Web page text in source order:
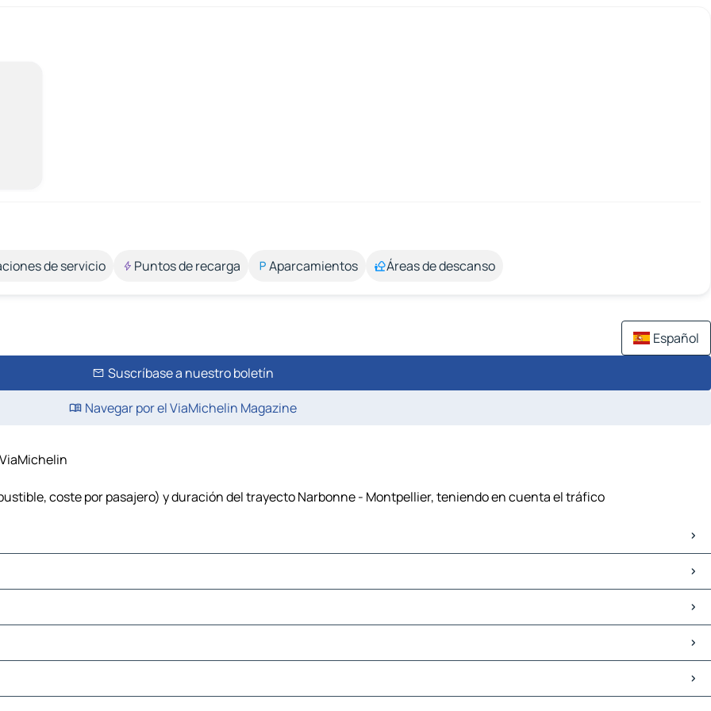
de servicio Puntos de recarga Aparcamientos Áreas de descanso
Español
Suscríbase a nuestro boletín
Navegar por el ViaMichelin Magazine
coste por pasajero) y duración del trayecto Narbonne - Montpellier, teniendo en cuenta el tráfico